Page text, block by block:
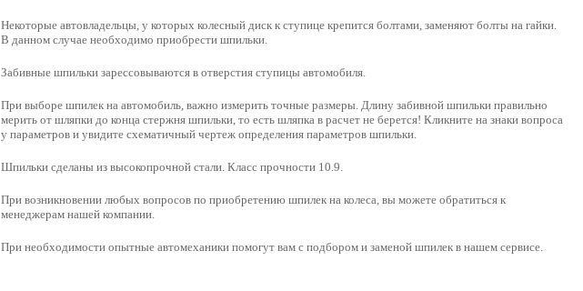
Некоторые автовладельцы, у которых колесный диск к ступице крепится болтами, заменяют болты на гайки.
В данном случае необходимо приобрести шпильки.
Забивные шпильки зарессовываются в отверстия ступицы автомобиля.
При выборе шпилек на автомобиль, важно измерить точные размеры. Длину забивной шпильки правильно
мерить от шляпки до конца стержня шпильки, то есть шляпка в расчет не берется! Кликните на знаки вопроса
у параметров и увидите схематичный чертеж определения параметров шпильки.
Шпильки сделаны из высокопрочной стали. Класс прочности 10.9.
При возникновении любых вопросов по приобретению шпилек на колеса, вы можете обратиться к
менеджерам нашей компании.
При необходимости опытные автомеханики помогут вам с подбором и заменой шпилек в нашем сервисе.